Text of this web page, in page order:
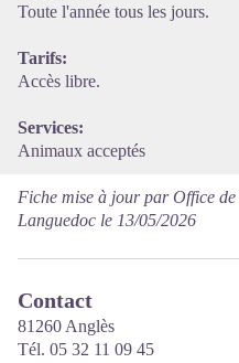
Toute l'année tous les jours.
Tarifs:
Accès libre.
Services:
Animaux acceptés
Fiche mise à jour par Office
Languedoc le 13/05/2026
Contact
81260 Anglès
Tél. 05 32 11 09 45